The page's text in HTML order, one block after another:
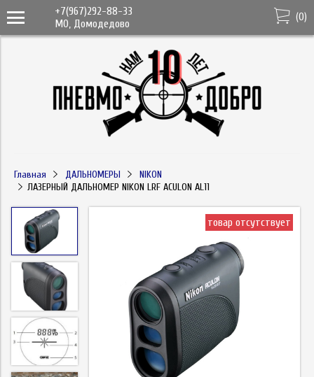
+7(967)292-88-33
МО, Домодедово
(0)
Главная ДАЛЬНОМЕРЫ
NIKON
ЛАЗЕРНЫЙ ДАЛЬНОМЕР NIKON LRF ACULON AL11
товар отсутствует